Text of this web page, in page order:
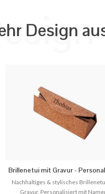
Design
Brillenetui mit Gravur -
mit Namen
Nachhaltiges & stylisches
Gravur. Personalisiert mit